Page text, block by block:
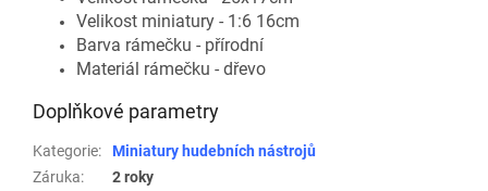
Velikost miniatury - 1:6 16cm
Barva rámečku - přírodní
Materiál rámečku - dřevo
Doplňkové parametry
Kategorie:
Miniatury hudebních nástrojů
Záruka:
2 roky